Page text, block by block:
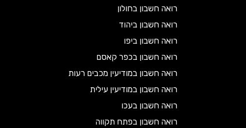
רואה חשבון בחולון
רואה חשבון ביהוד
רואה חשבון ביפו
רואה חשבון בכפר קאסם
רואה חשבון במודיעין מכבים רעות
רואה חשבון במודיעין עילית
רואה חשבון בעכו
רואה חשבון בפתח תקווה